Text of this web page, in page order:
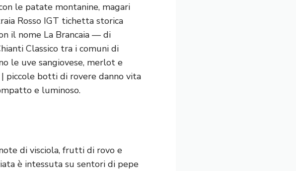
le patate montanine, magari
Rosso IGT tichetta storica
il nome La Brancaia — di
Classico tra i comuni di
le uve sangiovese, merlot e
piccole botti di rovere danno vita
e luminoso.
di visciola, frutti di rovo e
è intessuta su sentori di pepe